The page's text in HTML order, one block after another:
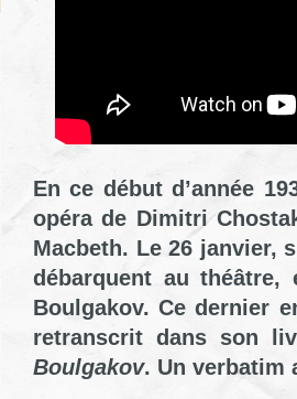
En ce début d’année
opéra de Dimitri
Macbeth. Le 26 janvier,
débarquent au théâtre,
Boulgakov. Ce dernier
retranscrit dans son
Boulgakov. Un verbatim